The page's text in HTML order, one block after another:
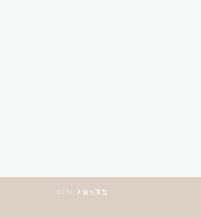
HOME 眉毛調整